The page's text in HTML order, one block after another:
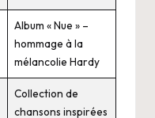
Album « Nue » –
hommage à la
mélancolie Hardy
Collection de
chansons inspirées